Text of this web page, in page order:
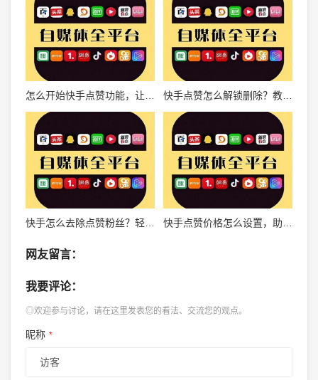
怎么开始快手点赞功能，让你的作品迅速火爆 快手点赞怎么解锁删除？教你轻松掌握快手点赞管理技巧
快手怎么去除点赞粉丝？轻松掌握有效技巧！ 快手点赞价格怎么设置，助你轻松涨粉
网友留言：
我要评论：
◎欢迎参与讨论，请在这里发表您的看法、交流您的观点。
昵称 *